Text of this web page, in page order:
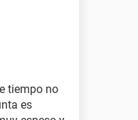
tiempo no
es